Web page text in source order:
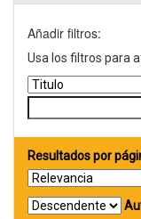
Añadir filtros:
Usa los filtros para
Resultados por